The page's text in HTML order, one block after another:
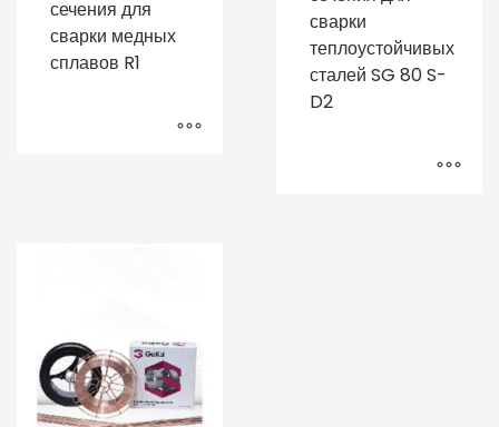
сечения для
сварки медных
сплавов R1
сварки
теплоустойчивых
сталей SG 80 S-
D2